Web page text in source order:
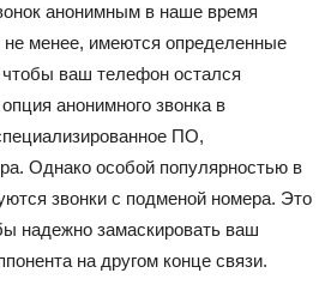
анонимным в наше время
не менее, имеются определенные
ваш телефон остался
анонимного звонка в
ПО,
Однако особой популярностью в
звонки с подменой номера. Это
надежно замаскировать ваш
на другом конце связи.